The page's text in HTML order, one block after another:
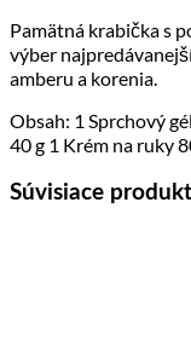
Pamätná krabička s
výber
amberu a korenia.
Obsah: 1 Sprchový
40 g 1 Krém na ruky
Súvisiace